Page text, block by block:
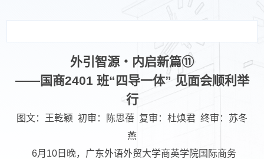
外引智源・内启新篇⑪
——国商2401 班“四导一体” 见面会顺利举
行
图文：王乾颖 初审：陈思蓓 复审：杜焕君 终审：苏冬
燕
6月10日晚，广东外语外贸大学商英学院国际商务